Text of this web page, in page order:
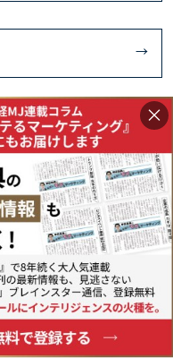
×
私たちについて